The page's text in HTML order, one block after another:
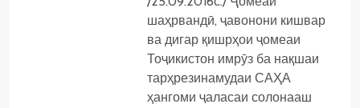
шаҳрвандӣ, ҷавонони кишвар
ва дигар қишрҳои ҷомеаи
Тоҷикистон имрӯз ба нақшаи
тарҳрезинамудаи САҲА
ҳангоми ҷаласаи солонааш